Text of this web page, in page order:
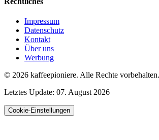
Impressum
Datenschutz
Kontakt
Über uns
Werbung
© 2026 kaffeepioniere. Alle Rechte vorbehalten.
Letztes Update: 07. August 2026
Cookie-Einstellungen